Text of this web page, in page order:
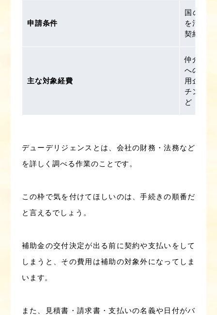
申請条件
国の登
を活用
契約・
主な対象経費
仲介業
への手
用企業
チング
ど
デューデリジェンスとは、会社の財務・法務など
を詳しく調べる作業のことです。
この枠で気を付けてほしいのは、手続きの順番だ
と言えるでしょう。
補助金の交付決定が出る前に契約や支払いをして
しまうと、その費用は補助の対象外になってしま
います。
また、見積書・請求書・支払いの名義や日付がバ